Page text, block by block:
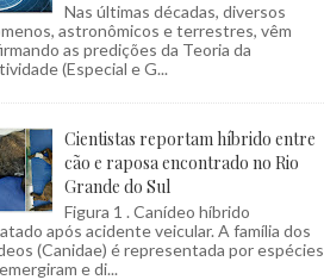
Nas últimas décadas, diversos
astronômicos e terrestres, vêm
as predições da Teoria da
(Especial e G...
Cientistas reportam híbrido entre
cão e raposa encontrado no Rio
Grande do Sul
Figura 1 . Canídeo híbrido
após acidente veicular. A família dos
(Canidae) é representada por espécies
e di...